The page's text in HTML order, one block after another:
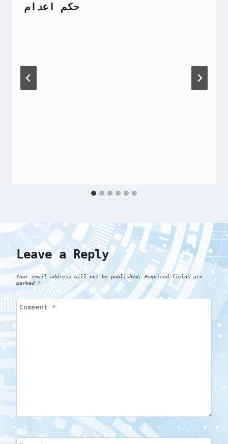
حکم اعدام
Leave a Reply
Your email address will not be published.
Required fields are
marked *
Comment *